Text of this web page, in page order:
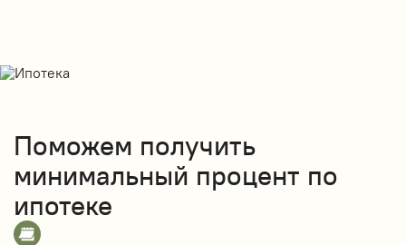
Поможем получить
минимальный процент по
ипотеке